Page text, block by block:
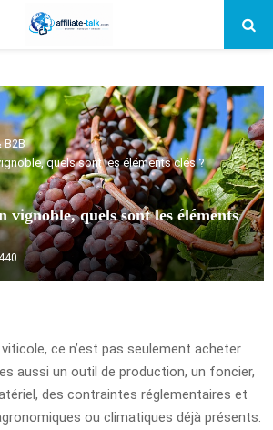
B2B
quels sont les éléments clés ?
vignoble, quels sont les éléments
ce n’est pas seulement acheter
aussi un outil de production, un foncier,
des contraintes réglementaires et
ou climatiques déjà présents.